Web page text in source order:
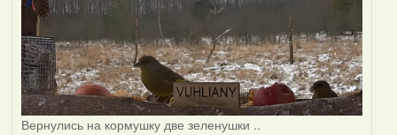
Вернулись на кормушку две зеленушки ..